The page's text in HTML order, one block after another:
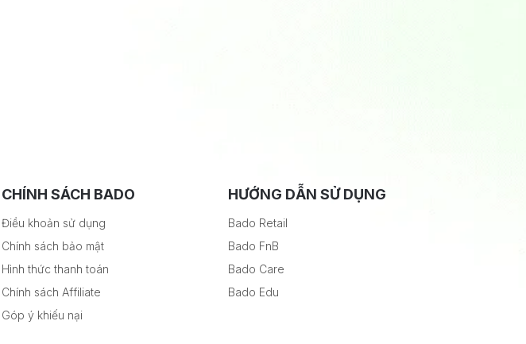
CHÍNH SÁCH BADO
Điều khoản sử dụng
Chính sách bảo mật
Hình thức thanh toán
Chính sách Affiliate
Góp ý khiếu nại
HƯỚNG DẪN SỬ DỤNG
Bado Retail
Bado FnB
Bado Care
Bado Edu